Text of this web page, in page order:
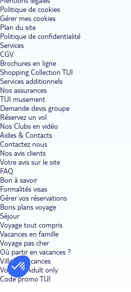
Politique de cookies
Gérer mes cookies
Plan du site
Politique de confidentialité
Services
CGV
Brochures en ligne
Shopping Collection TUI
Services additionnels
Nos assurances
TUI musement
Demande devis groupe
Réservez un vol
Nos Clubs en vidéo
Aides & Contacts
Contactez nous
Nos avis clients
Votre avis sur le site
FAQ
Bon à savoir
Formalités visas
Gérer vos réservations
Bons plans voyage
Séjour
Voyage tout compris
Vacances en famille
Voyage pas cher
Où partir en vacances ?
Villages vacances
Voyages Adult only
Code promo TUI